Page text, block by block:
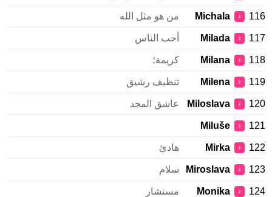
116
♀
Michala من هو مثل الله
117
♀
Milada أحب الناس
118
♀
Milana كريمة؛
119
♀
Milena تنظيف رشيق
120
♀
Miloslava عاشق المجد
121
♀
Miluše
122
♀
Mirka هادئ
123
♀
Miroslava سلام
124
♀
Monika مستشار